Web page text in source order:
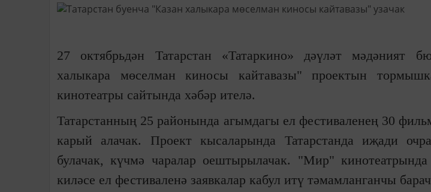
27 октябрьдән Татарстан «Татаркино» дәүләт мәдәният
халыкара мөселман киносы кайтавазы" проектын
кинотеатры сайтында хәбәр ителә.
Татарстанның 25 районында агымдагы ел фестиваленең 30
карый алачак. Проект кысаларында Татарстанда иҗади
булачак, күчмә чаралар оештырылачак. "Мир"
киләсе ел фестиваленә заявкалар кабул итү тәмамланганчы